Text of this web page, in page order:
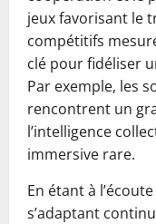
jeux favorisant le
compétitifs
clé pour fidéliser
Par exemple, les
rencontrent un
l’intelligence
immersive rare.
En étant à
s’adaptant